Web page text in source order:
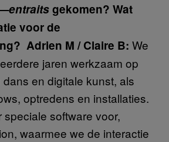
gekomen? Wat
voor de
Adrien M / Claire B: We
jaren werkzaam op
en digitale kunst, als
optredens en installaties.
software voor,
waarmee we de interactie